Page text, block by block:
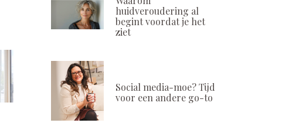
huidveroudering al
begint voordat je het
ziet
Social media-moe? Tijd
voor een andere go-to